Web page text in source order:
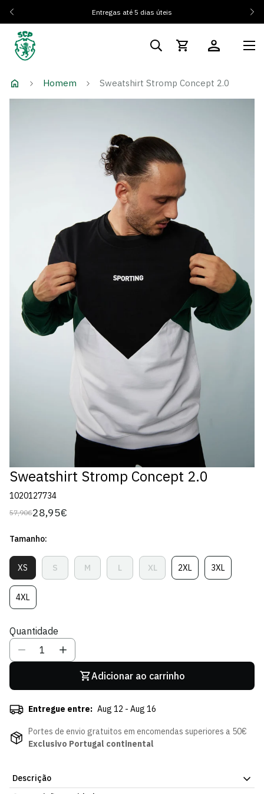
Entregas até 5 dias úteis
Homem Sweatshirt Stromp Concept 2.0
Sweatshirt Stromp Concept 2.0
1020127734
Preço
57,90€
Preço
venda
28,95€
Tamanho:
XSVariante
Esgotada
Ou
Indisponível
SVariante
Esgotada
MVariante
Esgotada
LVariante
Esgotada
XL
Variante
Esgotada
2XLVariante
Esgotada
3XLVariante
Esgotada
4XLVariante
Esgotada
Indisponível
Quantidade
Adicionar ao carrinho
Entregue entre: Aug 12 - Aug 16
Portes de envio gratuitos em encomendas superiores a 50€
Exclusivo Portugal continental
Descrição